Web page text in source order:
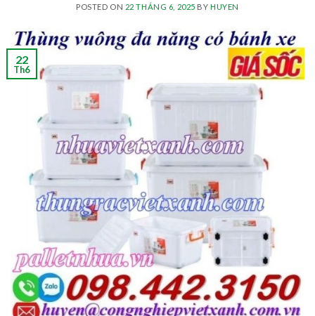
POSTED ON 22 THÁNG 6, 2025 BY HUYEN
22
Th6